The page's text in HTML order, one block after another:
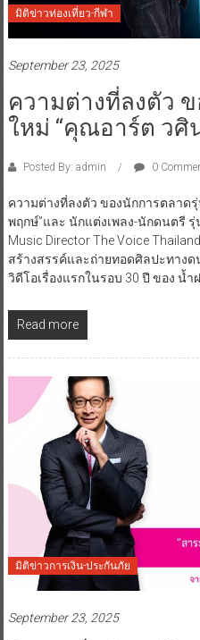
มิติข่าวท่องเที่ยว-กีฬา
September 23, 2025
ความต่างที่ลงตัว
ใหม่ “คุณอาร์ต วศิ
Posted By: admin 0
ความต่างที่ลงตัว ของนักการตลาด
พฤกษ์”และ นักแต่งเพลง-นักดนตรี
Music Director The Voice
สร้างสรรค์และถ่ายทอดศิลปะทาง
วิดีโอเรื่องแรกในรอบ 30 ปี ของ น้
Read more
มิติข่าวการเงิน-ประกันภัย
September 23, 2025